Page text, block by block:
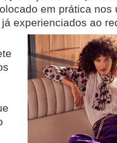
em prática nos
experienciados ao